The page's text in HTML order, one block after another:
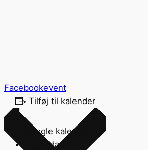
Facebookevent
Tilføj til kalender
Google kalender
iCalendar